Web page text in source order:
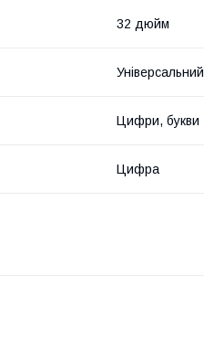
32 дюйм
Універсальний
Цифри, букви
Цифра